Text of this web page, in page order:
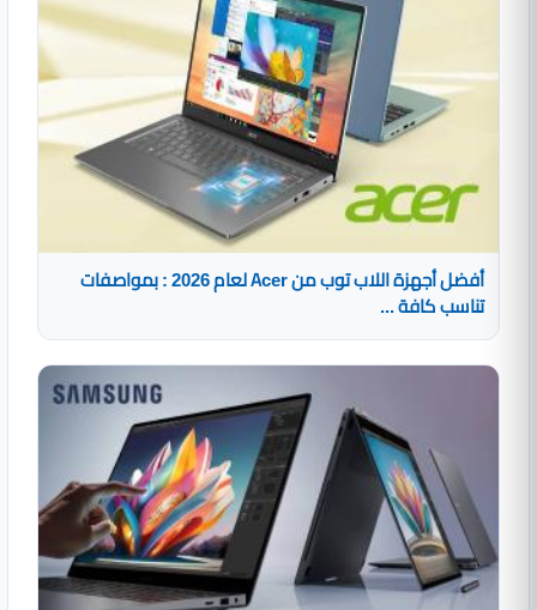
أفضل أجهزة اللاب توب من Acer لعام 2026 : بمواصفات
تناسب كافة ...